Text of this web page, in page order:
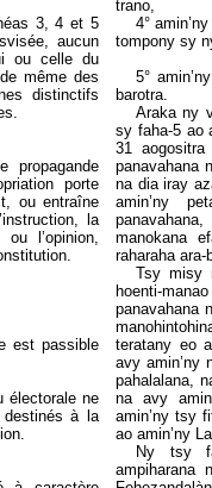
3, 4 et 5
aucun
ou celle du
même des
distinctifs
porte
ou entraîne
la
l’opinion,
est passible
électorale ne
destinés à la
trano,
4°
tompony sy
5°
barotra.
Araka ny
sy faha-5 ao
31
panavahana
na dia iray
amin’ny
manokana
raharaha ara-
Tsy misy
hoenti-
panavahana
teratany eo
avy amin’ny
pahalalana,
na avy
amin’ny tsy
ao amin’ny
Ny tsy
ampiharana